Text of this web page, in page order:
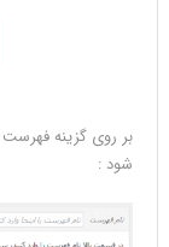
بر روی گزینه
شود :